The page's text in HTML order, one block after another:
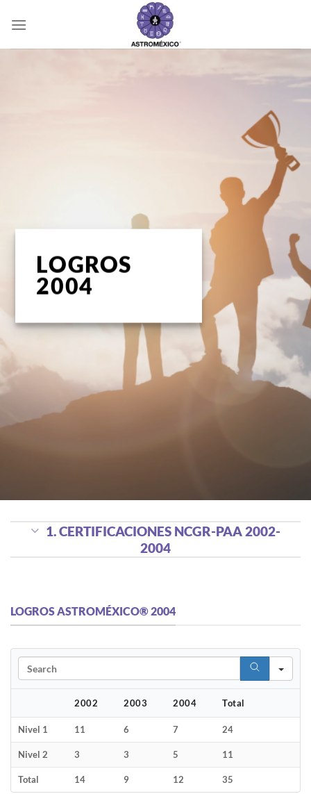
LOGROS
2004
1. CERTIFICACIONES NCGR-PAA 2002-
2004
LOGROS ASTROMÉXICO® 2004
Search
2002 2003 2004 Total
Nivel 1 11 6 7 24
Nivel 2 3 3 5 11
Total 14 9 12 35